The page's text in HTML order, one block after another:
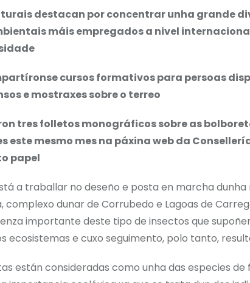
Email
destacan por concentrar unha grande
máis empregados a nivel
cursos formativos para persoas
e mostraxes sobre o terreo
tres folletos monográficos sobre as
este mesmo mes na páxina web da
papel
a traballar no deseño e posta en marcha
complexo dunar de Corrubedo e Lagoas de
importante deste tipo de insectos que
ecosistemas e cuxo seguimento, polo tanto,
están consideradas como unha das especies